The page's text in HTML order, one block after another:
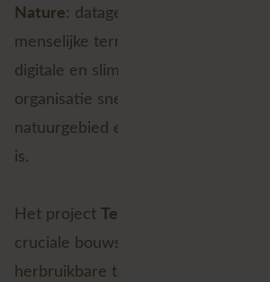
Nature: datagedreven
menselijke terreinexpertise wordt
digitale en slimme technologie. Zo
organisatie sneller zien wat er
natuurgebied en beter bepalen
is.
Het project Terreinobjecten
cruciale bouwsteen: betrouwbare,
herbruikbare terrein-masterdata.